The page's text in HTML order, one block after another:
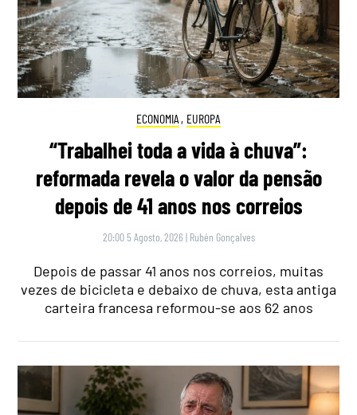
ECONOMIA , EUROPA
“Trabalhei toda a vida à chuva”:
reformada revela o valor da pensão
depois de 41 anos nos correios
20:00 5 Agosto, 2026 | Rubén Gonçalves
Depois de passar 41 anos nos correios, muitas
vezes de bicicleta e debaixo de chuva, esta antiga
carteira francesa reformou-se aos 62 anos